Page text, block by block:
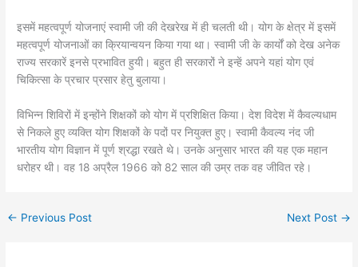
इसमें महत्वपूर्ण योजनाएं स्वामी जी की देखरेख में ही चलती थी। योग के क्षेत्र में इसमें
महत्वपूर्ण योजनाओं का क्रियान्वयन किया गया था। स्वामी जी के कार्यों को देख अनेक
राज्य सरकारें इनसे प्रभावित हुयी। बहुत ही सरकारों ने इन्हें अपने यहां योग एवं
चिकित्सा के प्रचार प्रसार हेतु बुलाया।
विभिन्न शिविरों में इन्होंने शिक्षकों को योग में प्रशिक्षित किया। देश विदेश में कैवल्यधाम
से निकले हुए व्यक्ति योग शिक्षकों के पदों पर नियुक्त हुए। स्वामी कैवल्य नंद जी
भारतीय योग विज्ञान में पूर्ण श्रद्धा रखते थे। उनके अनुसार भारत की यह एक महान
धरोहर थी। वह 18 अप्रैल 1966 को 82 साल की उम्र तक वह जीवित रहे।
← Previous Post Next Post →